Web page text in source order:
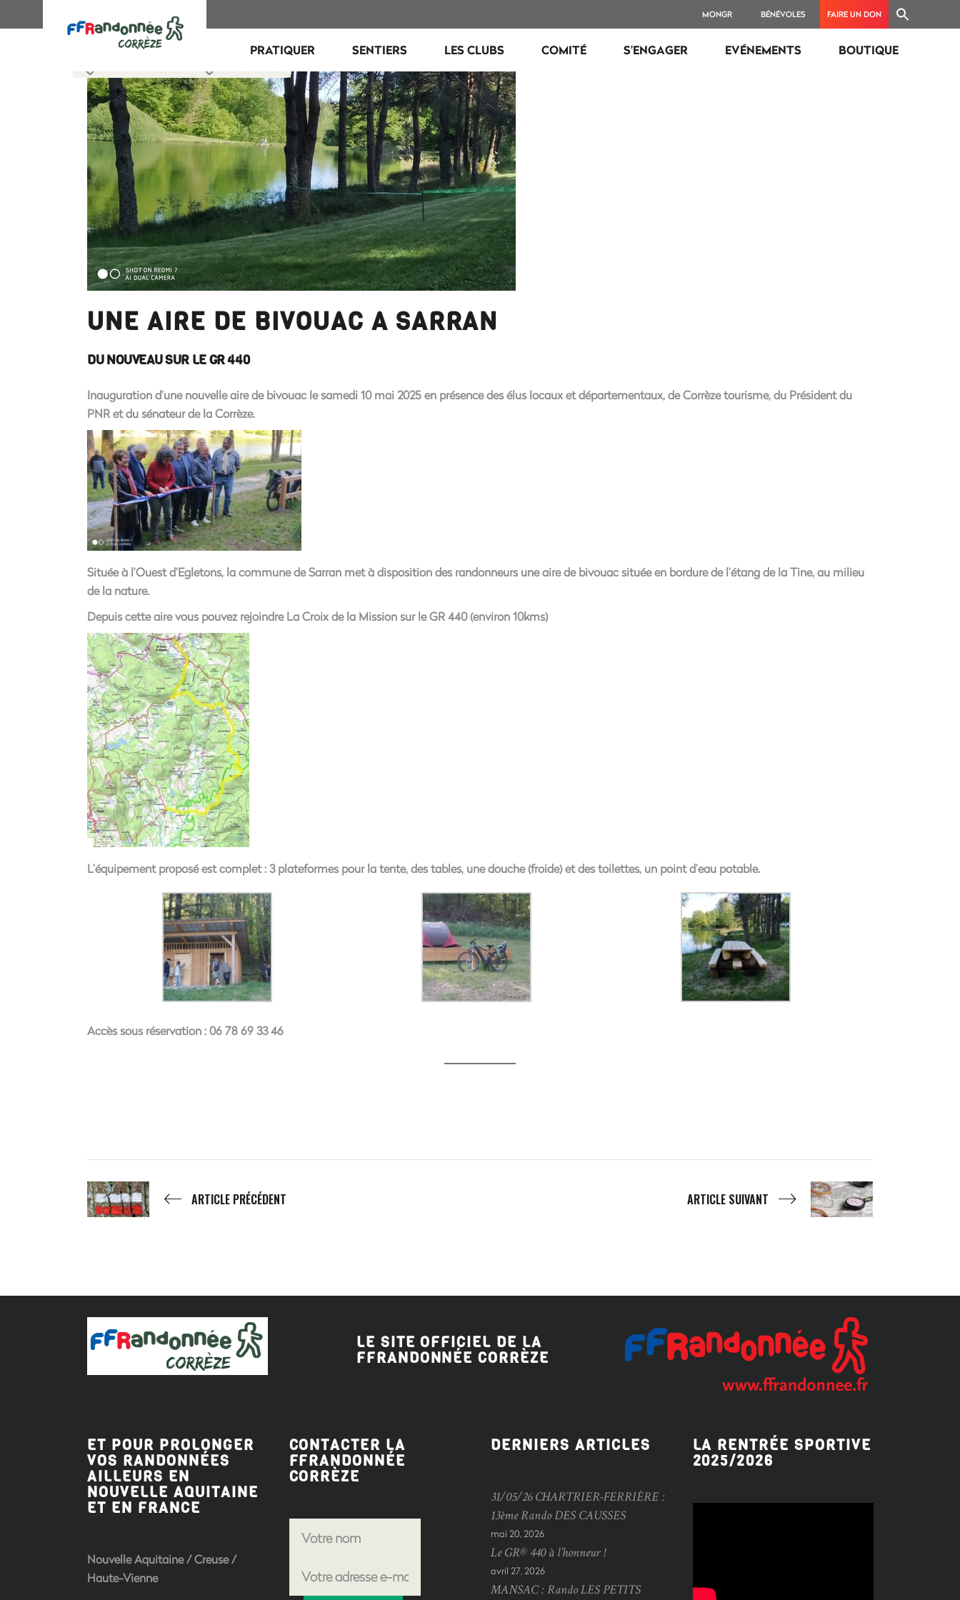
MONGR BÉNÉVOLES FAIRE UN DON
PRATIQUER SENTIERS LES CLUBS COMITÉ S’ENGAGER EVÉNEMENTS BOUTIQUE
UNE AIRE DE BIVOUAC A SARRAN
DU NOUVEAU SUR LE GR 440
Inauguration d’une nouvelle aire de bivouac le samedi 10 mai 2025 en présence des élus locaux et départementaux, de Corrèze tourisme, du Président du
PNR et du sénateur de la Corrèze.
Située à l’Ouest d’Egletons, la commune de Sarran met à disposition des randonneurs une aire de bivouac située en bordure de l’étang de la Tine, au milieu
de la nature.
Depuis cette aire vous pouvez rejoindre La Croix de la Mission sur le GR 440 (environ 10kms)
L’équipement proposé est complet : 3 plateformes pour la tente, des tables, une douche (froide) et des toilettes, un point d’eau potable.
Accès sous réservation : 06 78 69 33 46
ARTICLE PRÉCÉDENT ARTICLE SUIVANT
LE SITE OFFICIEL DE LA
FFRANDONNÉE CORRÈZE
ET POUR PROLONGER
VOS RANDONNÉES
AILLEURS EN
NOUVELLE AQUITAINE
ET EN FRANCE
Nouvelle Aquitaine/Creuse/
Haute-Vienne
CONTACTER LA
FFRANDONNÉE
CORRÈZE
DERNIERS ARTICLES
31/05/26 CHARTRIER-FERRIÈRE :
13ème Rando DES CAUSSES
mai 20, 2026
Le GR® 440 à l’honneur !
avril 27, 2026
MANSAC : Rando LES PETITS
LA RENTRÉE SPORTIVE
2025/2026